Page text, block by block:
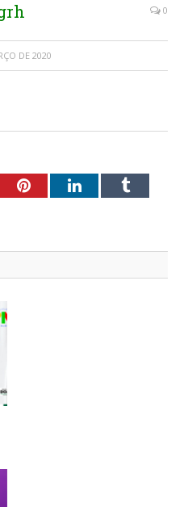
0
DE 2020
PinterestLinkedInTumblr